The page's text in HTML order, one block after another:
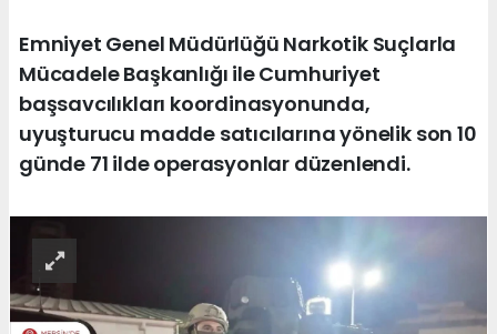
Emniyet Genel Müdürlüğü Narkotik Suçlarla
Mücadele Başkanlığı ile Cumhuriyet
başsavcılıkları koordinasyonunda,
uyuşturucu madde satıcılarına yönelik son 10
günde 71 ilde operasyonlar düzenlendi.